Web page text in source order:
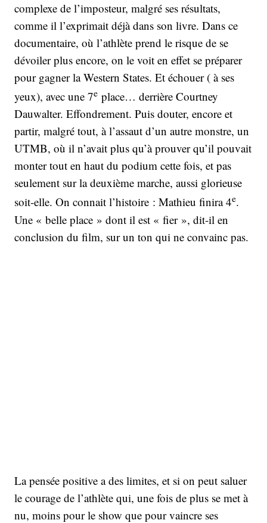
complexe de l’imposteur, malgré ses résultats,
comme il l’exprimait déjà dans son livre. Dans ce
documentaire, où l’athlète prend le risque de se
dévoiler plus encore, on le voit en effet se préparer
pour gagner la Western States. Et échouer ( à ses
yeux), avec une 7e place… derrière Courtney
Dauwalter. Effondrement. Puis douter, encore et
partir, malgré tout, à l’assaut d’un autre monstre, un
UTMB, où il n’avait plus qu’à prouver qu’il pouvait
monter tout en haut du podium cette fois, et pas
seulement sur la deuxième marche, aussi glorieuse
soit-elle. On connait l’histoire : Mathieu finira 4e.
Une « belle place » dont il est « fier », dit-il en
conclusion du film, sur un ton qui ne convainc pas.
La pensée positive a des limites, et si on peut saluer
le courage de l’athlète qui, une fois de plus se met à
nu, moins pour le show que pour vaincre ses